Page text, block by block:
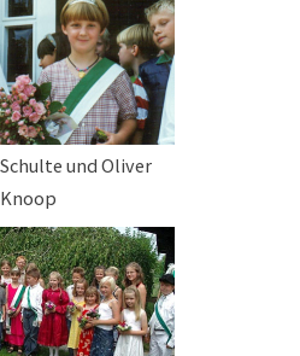
und Oliver
Knoop